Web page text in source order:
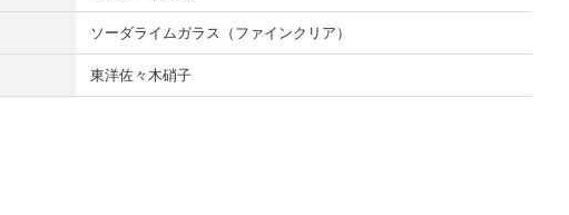
ソーダライムガラス（ファインクリア）
東洋佐々木硝子